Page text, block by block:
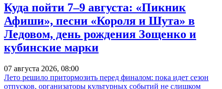
Куда пойти 7–9 августа: «Пикник
Афиши», песни «Короля и Шута» в
Ледовом, день рождения Зощенко и
кубинские марки
07 августа 2026, 08:00
Лето решило притормозить перед финалом: пока идет сезон
отпусков, организаторы культурных событий не слишком